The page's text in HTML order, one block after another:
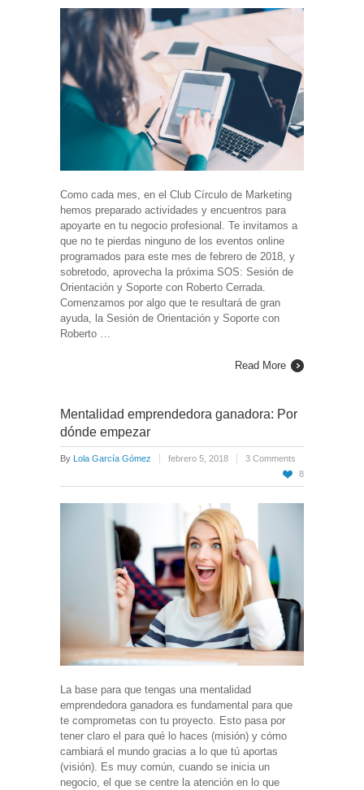
Como cada mes, en el Club Círculo de Marketing
hemos preparado actividades y encuentros para
apoyarte en tu negocio profesional. Te invitamos a
que no te pierdas ninguno de los eventos online
programados para este mes de febrero de 2018, y
sobretodo, aprovecha la próxima SOS: Sesión de
Orientación y Soporte con Roberto Cerrada.
Comenzamos por algo que te resultará de gran
ayuda, la Sesión de Orientación y Soporte con
Roberto …
Read More
Mentalidad emprendedora ganadora: Por
dónde empezar
By Lola García Gómez febrero 5, 2018
3 Comments
8
La base para que tengas una mentalidad
emprendedora ganadora es fundamental para que
te comprometas con tu proyecto. Esto pasa por
tener claro el para qué lo haces (misión) y cómo
cambiará el mundo gracias a lo que tú aportas
(visión). Es muy común, cuando se inicia un
negocio, el que se centre la atención en lo que